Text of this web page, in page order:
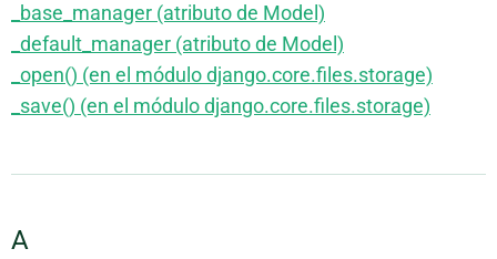
_base_manager (atributo de Model)
_default_manager (atributo de Model)
_open() (en el módulo django.core.files.storage)
_save() (en el módulo django.core.files.storage)
A